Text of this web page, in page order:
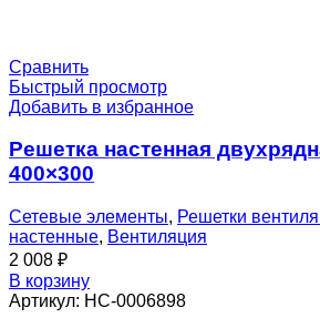
Сравнить
Быстрый просмотр
Добавить в избранное
Решетка настенная
400×300
Сетевые элементы, Решетки
настенные, Вентиляция
2 008 ₽
В корзину
Артикул: НС-0006898